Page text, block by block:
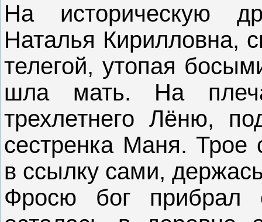
На историческую
Наталья Кирилловна,
телегой, утопая
шла мать. На
трехлетнего Лёню,
сестренка Маня. Трое
в ссылку сами,
Фросю бог